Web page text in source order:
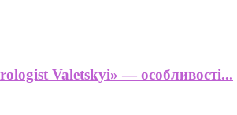
Valetskyi» — особливості...